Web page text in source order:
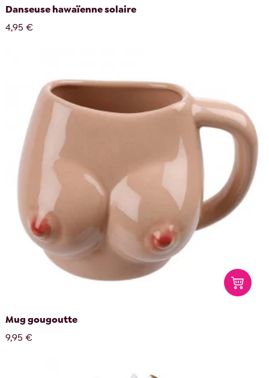
Danseuse hawaïenne solaire
4,95 €
Mug gougoutte
9,95 €